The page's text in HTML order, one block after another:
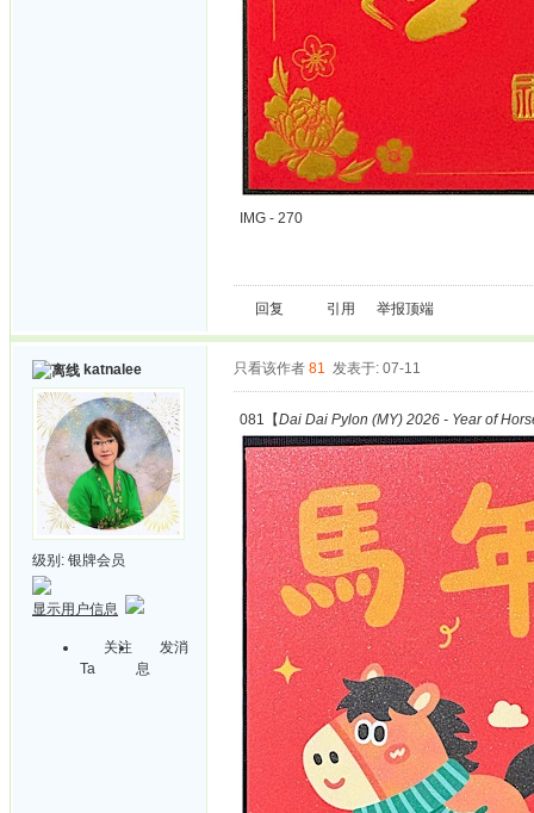
IMG - 270
回复 引用 举报顶端
katnalee
级别: 银牌会员
显示用户信息
关注
Ta
发消
息
只看该作者 81 发表于: 07-11
081【Dai Dai Pylon (MY) 2026 - Year of